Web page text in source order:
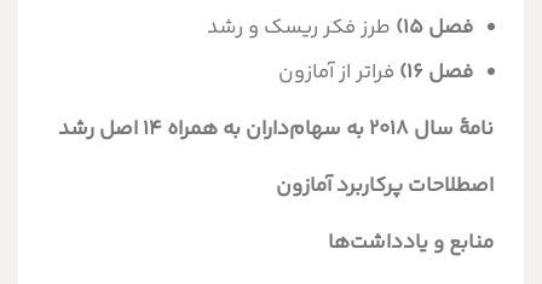
فصل ۱۵)
طرز فکر ریسک و رشد
فصل ۱۶)
فراتر از آمازون
نامۀ سال ۲۰۱۸ به سهام‌داران به همراه ۱۴ اصل رشد
اصطلاحات پرکاربرد آمازون
منابع و یادداشت‌ها